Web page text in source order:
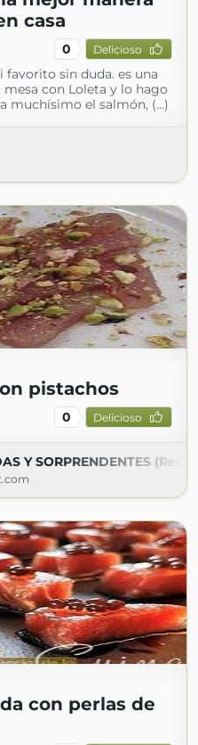
casa
0 Delicioso
sin duda. es una
con Loleta y lo hago
muchísimo el salmón, (...)
pistachos
0 Delicioso
Y SORPRENDENTES
con perlas de